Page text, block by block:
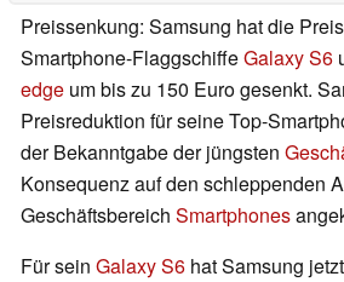
Preissenkung: Samsung hat die
Smartphone-FlaggschiffeGalaxy S6
edge um bis zu 150 Euro gesenkt.
Preisreduktion für seine Top-
der Bekanntgabe der jüngsten
Konsequenz auf den schleppenden
Geschäftsbereich Smartphones
Für sein Galaxy S6 hat Samsung